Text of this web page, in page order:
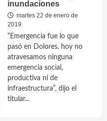
inundaciones
martes 22 de enero de
2019
“Emergencia fue lo que
pasó en Dolores, hoy no
atravesamos ninguna
emergencia social,
productiva ni de
infraestructura”, dijo el
titular...